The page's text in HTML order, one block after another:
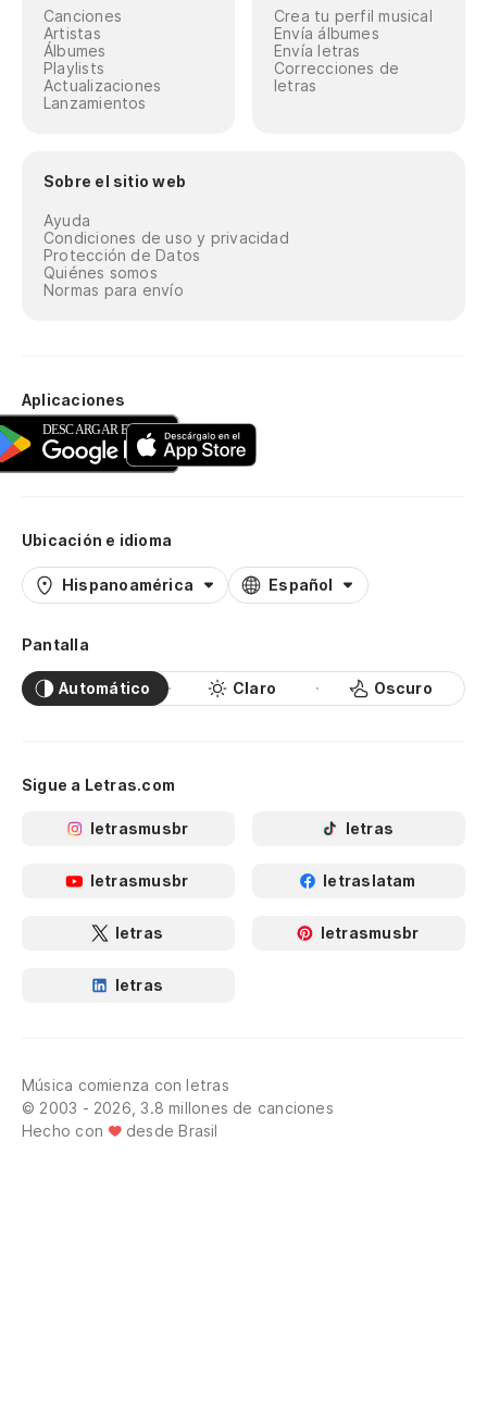
Canciones
Artistas
Álbumes
Playlists
Actualizaciones
Lanzamientos
Crea tu perfil musical
Envía álbumes
Envía letras
Correcciones de
letras
Sobre el sitio web
Ayuda
Condiciones de uso y privacidad
Protección de Datos
Quiénes somos
Normas para envío
Aplicaciones
Ubicación e idioma
Hispanoamérica Español
Pantalla
Automático Claro Oscuro
Sigue a Letras.com
letrasmusbr letras
letrasmusbr letraslatam
letras letrasmusbr
letras
Música comienza con letras
© 2003 - 2026, 3.8 millones de canciones
Hecho con
desde Brasil